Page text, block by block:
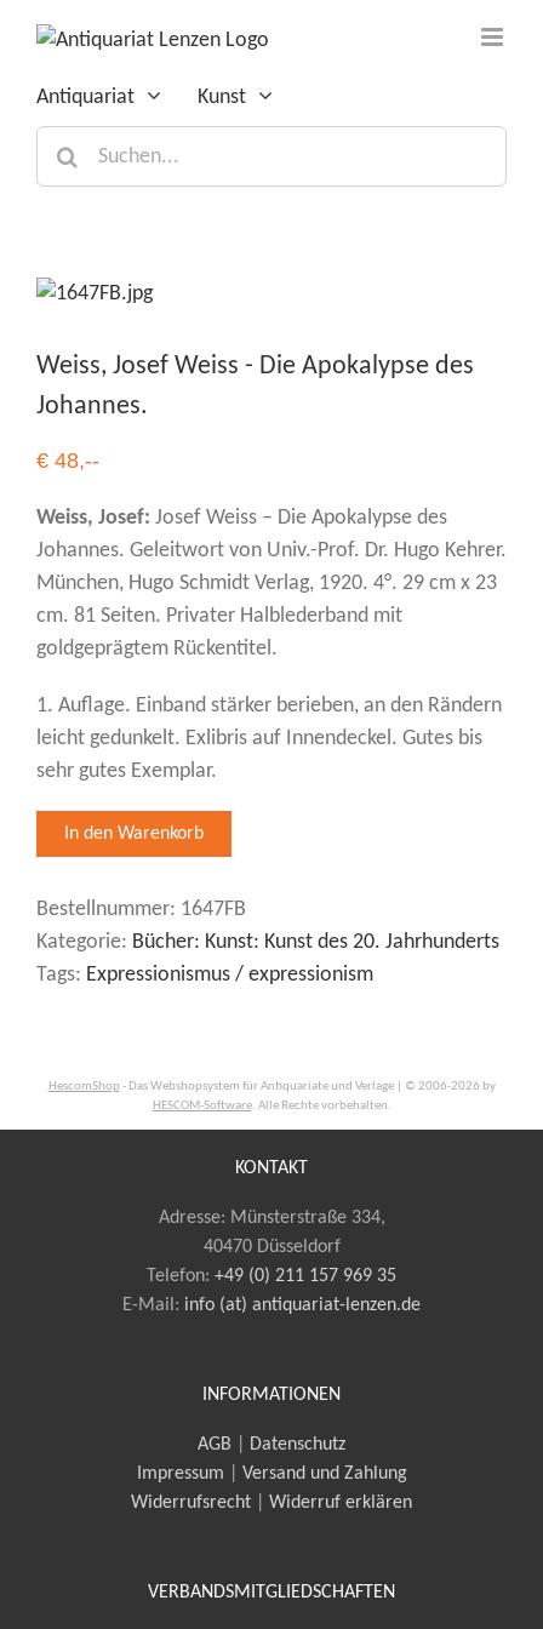
Inhalt
Antiquariat
Kunst
Suche
nach:
Weiss, Josef Weiss - Die Apokalypse des
Johannes.
€ 48,--
Weiss, Josef: Josef Weiss – Die Apokalypse des
Johannes. Geleitwort von Univ.-Prof. Dr. Hugo Kehrer.
München, Hugo Schmidt Verlag, 1920. 4°. 29 cm x 23
cm. 81 Seiten. Privater Halblederband mit
goldgeprägtem Rückentitel.
1. Auflage. Einband stärker berieben, an den Rändern
leicht gedunkelt. Exlibris auf Innendeckel. Gutes bis
sehr gutes Exemplar.
Bestellnummer: 1647FB
Kategorie: Bücher: Kunst: Kunst des 20. Jahrhunderts
Tags: Expressionismus / expressionism
HescomShop- Das Webshopsystem für Antiquariate und Verlage | © 2006-2026 by
HESCOM-Software. Alle Rechte vorbehalten.
KONTAKT
Adresse: Münsterstraße 334,
40470 Düsseldorf
Telefon: +49 (0) 211 157 969 35
E-Mail : info (at) antiquariat-lenzen.de
INFORMATIONEN
AGB
Datenschutz
Impressum
Versand und Zahlung
Widerrufsrecht
Widerruf erklären
VERBANDSMITGLIEDSCHAFTEN